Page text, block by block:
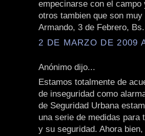
empecinarse con el
otros tambien que son
Armando, 3 de Febrero,
2 DE MARZO DE 2009
Anónimo dijo...
Estamos totalmente de
de inseguridad como
de Seguridad Urbana
una serie de medidas para
y su seguridad. Ahora